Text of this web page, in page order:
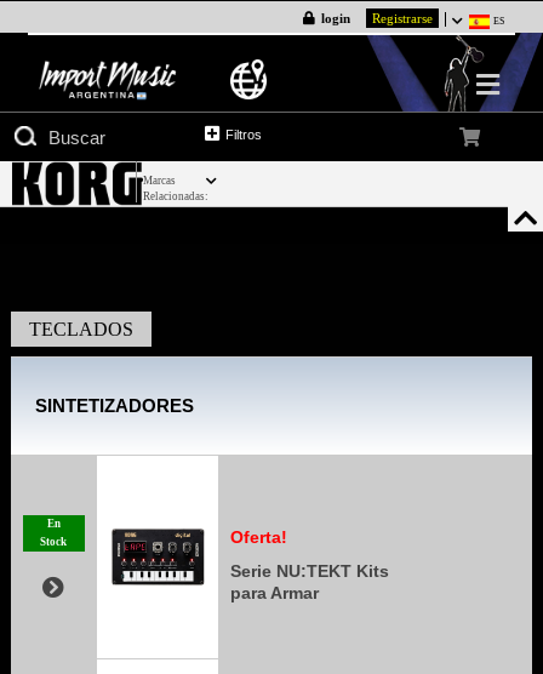
login Registrarse ES
Filtros
Marcas
Relacionadas:
TECLADOS
SINTETIZADORES
En
Stock
Oferta!
Serie NU:TEKT Kits
para Armar